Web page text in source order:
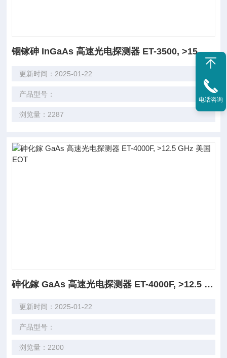
铟镓砷 InGaAs 高速光电探测器 ET-3500, >15 GHz 美国EOT
更新时间：2025-01-22
产品型号：
浏览量：2287
砷化鎵 GaAs 高速光电探测器 ET-4000F, >12.5 GHz 美国EOT
更新时间：2025-01-22
产品型号：
浏览量：2200
电话咨询